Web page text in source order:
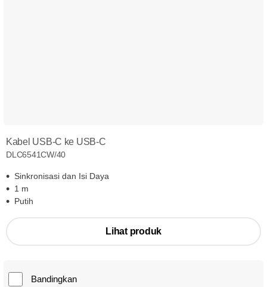
Kabel USB-C ke USB-C
DLC6541CW/40
Sinkronisasi dan Isi Daya
1 m
Putih
Lihat produk
Bandingkan